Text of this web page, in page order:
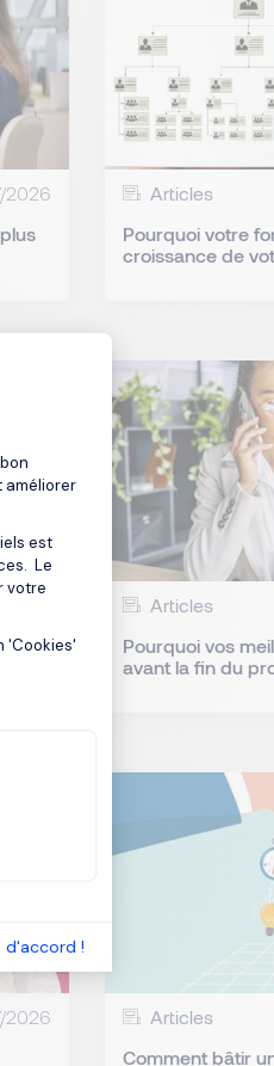
:
améliorer
est
Le
votre
'Cookies'
d'accord !
2026
Articles
Pourquoi votre
croissance de
Articles
Pourquoi vos
avant la fin du
2026
Articles
Comment bâtir